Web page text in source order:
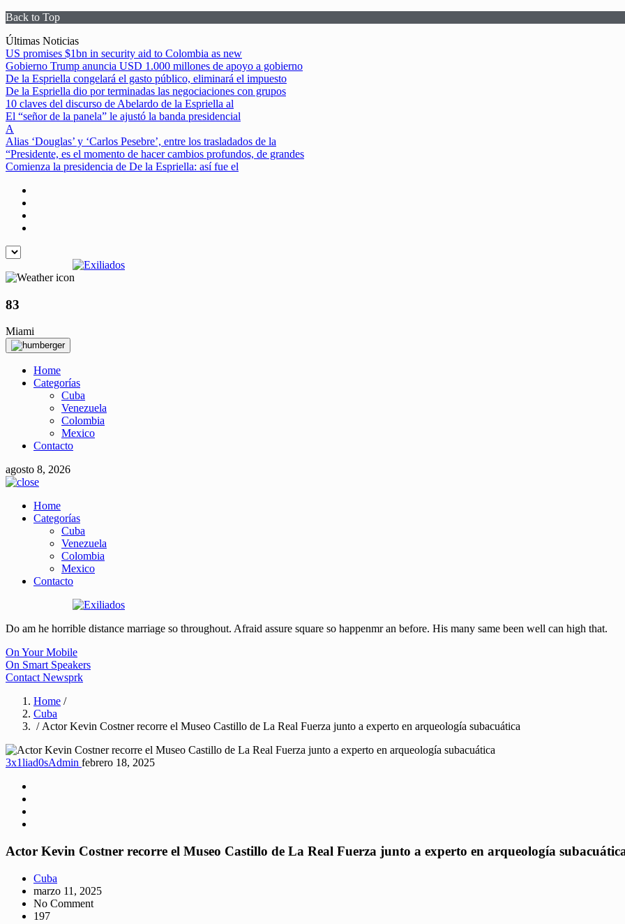
Back to Top
Skip
to
content
Últimas Noticias
US promises $1bn in security aid to Colombia as new
Gobierno Trump anuncia USD 1.000 millones de apoyo a gobierno
De la Espriella congelará el gasto público, eliminará el impuesto
De la Espriella dio por terminadas las negociaciones con grupos
10 claves del discurso de Abelardo de la Espriella al
El “señor de la panela” le ajustó la banda presidencial
A
Alias ‘Douglas’ y ‘Carlos Pesebre’, entre los trasladados de la
“Presidente, es el momento de hacer cambios profundos, de grandes
Comienza la presidencia de De la Espriella: así fue el
83
Miami
Home
Categorías
Cuba
Venezuela
Colombia
Mexico
Contacto
agosto 8, 2026
Home
Categorías
Cuba
Venezuela
Colombia
Mexico
Contacto
Do am he horrible distance marriage so throughout. Afraid assure square so happenmr an before. His many same been well can high that.
On Your Mobile
On Smart Speakers
Contact Newsprk
Home /
Cuba
/ Actor Kevin Costner recorre el Museo Castillo de La Real Fuerza junto a experto en arqueología subacuática
3x1liad0sAdmin febrero 18, 2025
Actor Kevin Costner recorre el Museo Castillo de La Real Fuerza junto a experto en arqueología
Cuba
marzo 11, 2025
No Comment
197